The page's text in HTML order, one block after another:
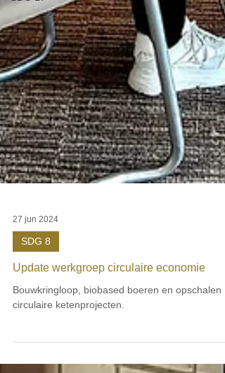
27 jun 2024
SDG 8
Update werkgroep circulaire economie